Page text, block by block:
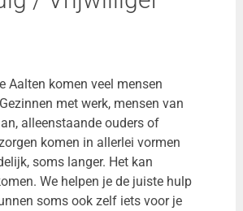
Aalten komen veel mensen
met werk, mensen van
alleenstaande ouders of
komen in allerlei vormen
soms langer. Het kan
We helpen je de juiste hulp
soms ook zelf iets voor je